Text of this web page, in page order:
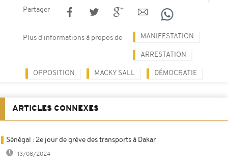
Partager
Plus d'informations à propos de MANIFESTATION
ARRESTATION
OPPOSITION MACKY SALL DÉMOCRATIE
ARTICLES CONNEXES
Sénégal : 2e jour de grève des transports à Dakar
13/08/2024